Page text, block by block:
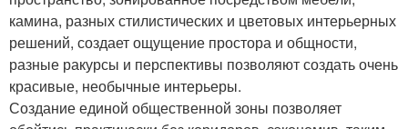
камина, разных стилистических и цветовых интерьерных
решений, создает ощущение простора и общности,
разные ракурсы и перспективы позволяют создать очень
красивые, необычные интерьеры.
Создание единой общественной зоны позволяет